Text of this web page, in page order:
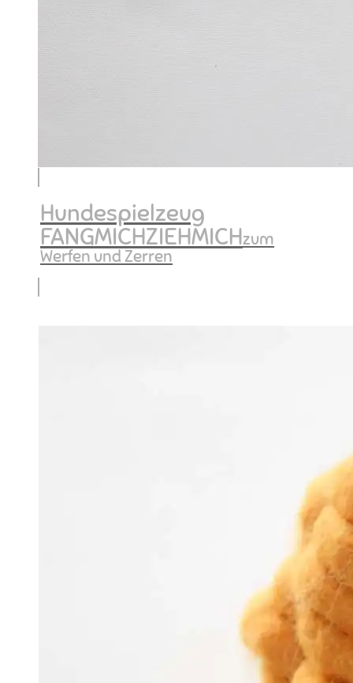
Hundespielzeug
FANGMICHZIEHMICHzum
Werfen und Zerren